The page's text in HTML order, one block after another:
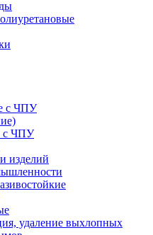
с ЧПУ
с ЧПУ
изделий
удаление выхлопных